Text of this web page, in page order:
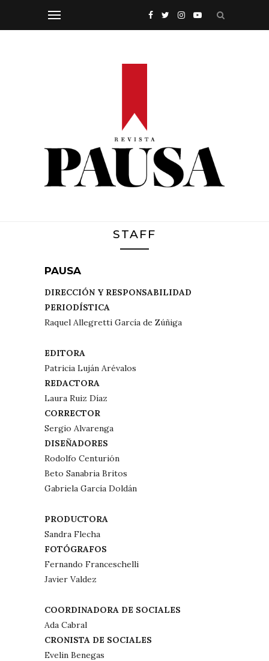
STAFF
PAUSA
DIRECCIÓN Y RESPONSABILIDAD
PERIODÍSTICA
Raquel Allegretti García de Zúñiga
EDITORA
Patricia Luján Arévalos
REDACTORA
Laura Ruiz Díaz
CORRECTOR
Sergio Alvarenga
DISEÑADORES
Rodolfo Centurión
Beto Sanabria Britos
Gabriela García Doldán
PRODUCTORA
Sandra Flecha
FOTÓGRAFOS
Fernando Franceschelli
Javier Valdez
COORDINADORA DE SOCIALES
Ada Cabral
CRONISTA DE SOCIALES
Evelin Benegas